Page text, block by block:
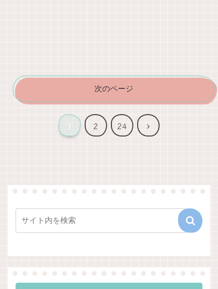
次のページ
1 2 24
次